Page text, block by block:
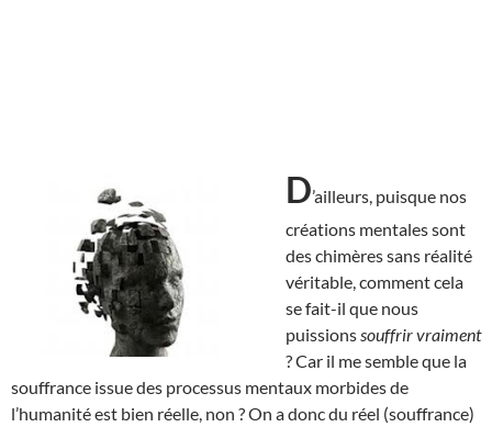
D’ailleurs, puisque nos
créations mentales sont
des chimères sans réalité
véritable, comment cela
se fait-il que nous
puissions souffrir vraiment
? Car il me semble que la
souffrance issue des processus mentaux morbides de
l’humanité est bien réelle, non ? On a donc du réel (souffrance)